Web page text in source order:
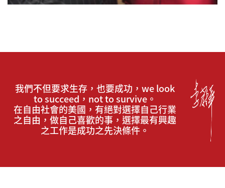
我們不但要求生存，也要成功，we look
to succeed，not to survive。
在自由社會的美國，有絕對選擇自己行業
之自由，做自己喜歡的事，選擇最有興趣
之工作是成功之先決條件。